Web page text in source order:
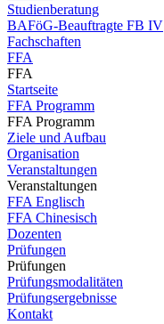
Studienberatung
BAFöG-Beauftragte FB IV
Fachschaften
FFA
FFA
Startseite
FFA Programm
FFA Programm
Ziele und Aufbau
Organisation
Veranstaltungen
Veranstaltungen
FFA Englisch
FFA Chinesisch
Dozenten
Prüfungen
Prüfungen
Prüfungsmodalitäten
Prüfungsergebnisse
Kontakt